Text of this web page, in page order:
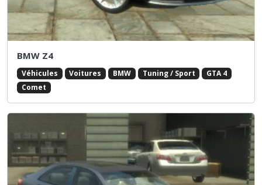
BMW Z4
Véhicules Voitures BMW Tuning / Sport
GTA 4
Comet